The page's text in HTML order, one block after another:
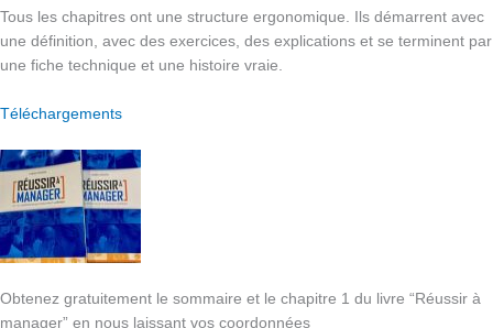
Tous les chapitres ont une structure ergonomique. Ils démarrent avec
une définition, avec des exercices, des explications et se terminent par
une fiche technique et une histoire vraie.
Téléchargements
Obtenez gratuitement le sommaire et le chapitre 1 du livre “Réussir à
manager” en nous laissant vos coordonnées